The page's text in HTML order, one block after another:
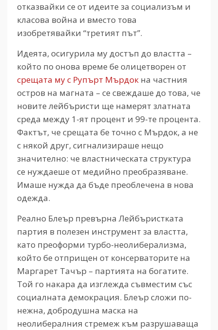
отказвайки се от идеите за социализъм и
класова война и вместо това
изобретявайки “третият път”.
Идеята, осигурила му достъп до властта –
който по онова време бе олицетворен от
срещата му с Рупърт Мърдок на частния
остров на магната – се свеждаше до това, че
новите лейбъристи ще намерят златната
среда между 1-ят процент и 99-те процента.
Фактът, че срещата бе точно с Мърдок, а не
с някой друг, сигнализираше нещо
значително: че властническата структура
се нуждаеше от медийно преобразяване.
Имаше нужда да бъде преоблечена в нова
одежда.
Реално Блеър превърна Лейбъристката
партия в полезен инструмент за властта,
като преоформи турбо-неолиберализма,
който бе отприщен от консерваторите на
Маргарет Тачър – партията на богатите.
Той го накара да изглежда съвместим със
социалната демокрация. Блеър сложи по-
нежна, добродушна маска на
неолибералния стремеж към разрушаваща